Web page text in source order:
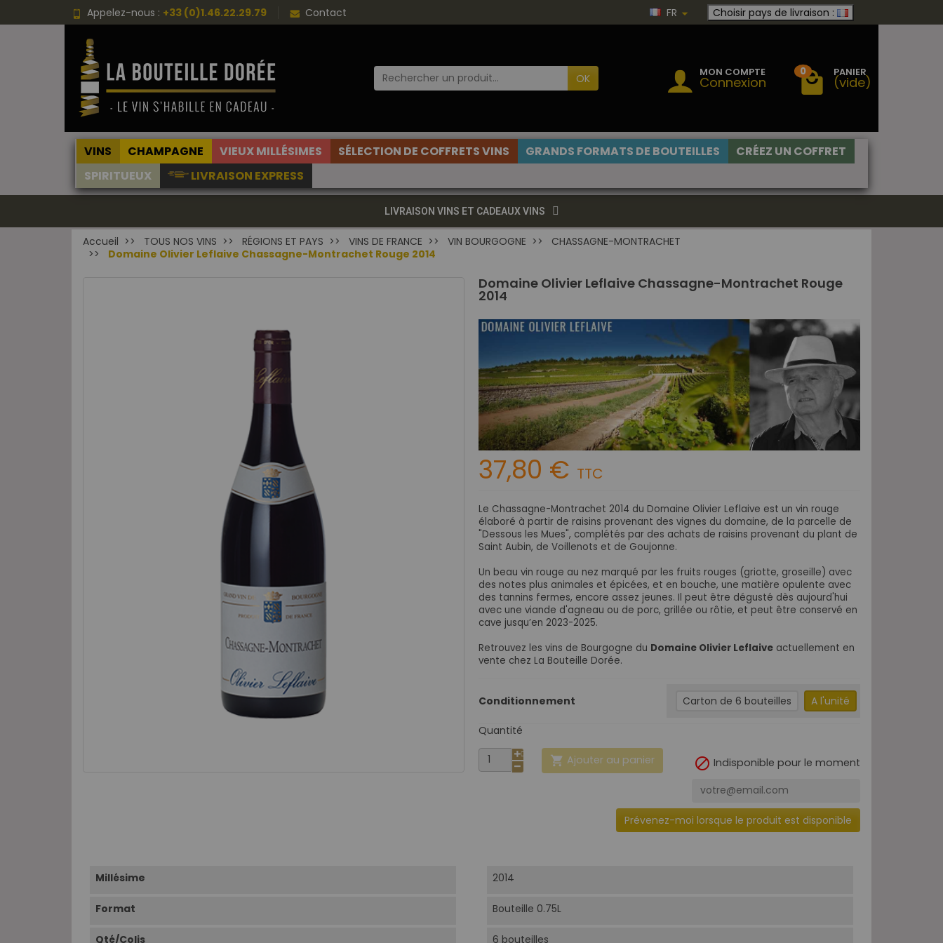
Appelez-nous : +33 (0)1.46.22.29.79 Contact FR Choisir pays de livraison :
OK MON COMPTE
Connexion
0 PANIER
(vide)
VINS CHAMPAGNE VIEUX MILLÉSIMES SÉLECTION DE COFFRETS VINS GRANDS FORMATS DE BOUTEILLES
CRÉEZ UN COFFRET
SPIRITUEUX
LIVRAISON EXPRESS
LIVRAISON VINS ET CADEAUX VINS
Accueil TOUS NOS VINS RÉGIONS ET PAYS VINS DE FRANCE VIN BOURGOGNE
CHASSAGNE-MONTRACHET
Domaine Olivier Leflaive Chassagne-Montrachet Rouge 2014
Domaine Olivier Leflaive Chassagne-Montrachet Rouge
2014
37,80 € TTC
Le Chassagne-Montrachet 2014 du Domaine Olivier Leflaive est un vin rouge
élaboré à partir de raisins provenant des vignes du domaine, de la parcelle de
"Dessous les Mues", complétés par des achats de raisins provenant du plant de
Saint Aubin, de Voillenots et de Goujonne.
Un beau vin rouge au nez marqué par les fruits rouges (griotte, groseille) avec
des notes plus animales et épicées, et en bouche, une matière opulente avec
des tannins fermes, encore assez jeunes. Il peut être dégusté dès aujourd'hui
avec une viande d'agneau ou de porc, grillée ou rôtie, et peut être conservé en
cave jusqu’en 2023-2025.
Retrouvez les vins de Bourgogne du Domaine Olivier Leflaive actuellement en
vente chez La Bouteille Dorée.
Conditionnement Carton de 6 bouteilles A l'unité
Quantité
 Ajouter au panier  Indisponible pour le moment
Prévenez-moi lorsque le produit est disponible
Millésime 2014
Format Bouteille 0.75L
Qté/Colis 6 bouteilles